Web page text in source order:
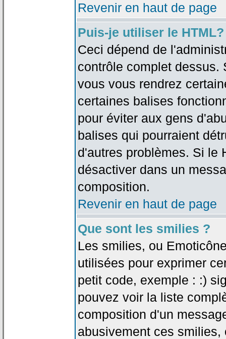
Revenir en haut de page
Puis-je utiliser le HTML?
Ceci dépend de
contrôle complet dessus.
vous vous rendrez
certaines balises
pour éviter aux gens
balises qui pourraient
d'autres problèmes. Si le
désactiver dans un
composition.
Revenir en haut de page
Que sont les smilies ?
Les smilies, ou
utilisées pour exprimer
petit code, exemple : :)
pouvez voir la liste
composition d'un
abusivement ces